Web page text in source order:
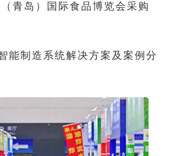
青岛）国际食品博览会采购
能制造系统解决方案及案例分